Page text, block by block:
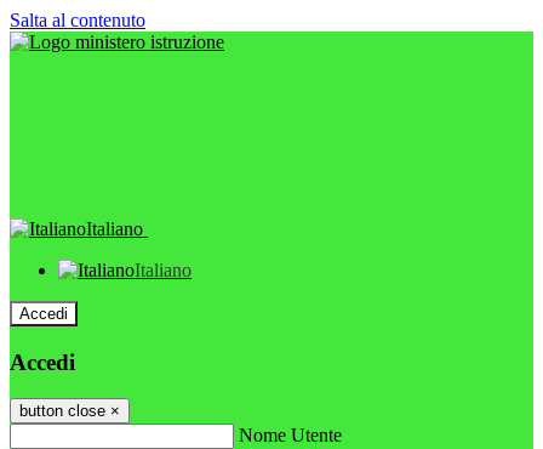
Salta al contenuto
Italiano
Italiano
Accedi
Accedi
button close ×
Nome Utente